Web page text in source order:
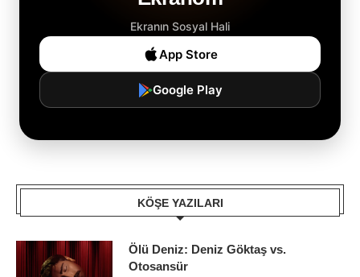
Ekranın Sosyal Hali
App Store
Google Play
KÖŞE YAZILARI
Ölü Deniz: Deniz Göktaş vs.
Otosansür